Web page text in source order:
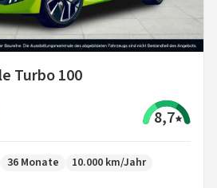
Turbo 100
8,7
36 Monate
10.000 km/Jahr